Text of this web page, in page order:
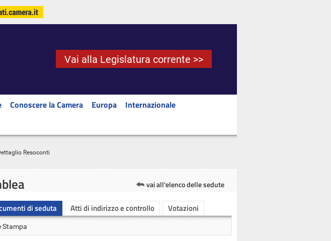
Vai alla Legislatura corrente >>
Conoscere la Camera Europa
Internazionale
Resoconti
vai all'elenco delle sedute
di seduta Atti di indirizzo e controllo Votazioni
Stampa